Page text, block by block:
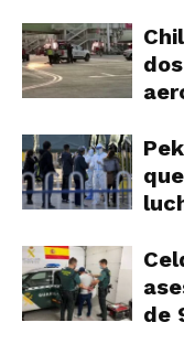
de